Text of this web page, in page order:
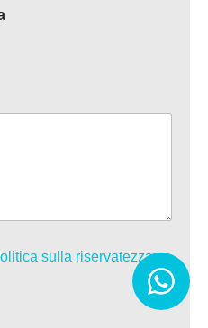
sulla riservatezza